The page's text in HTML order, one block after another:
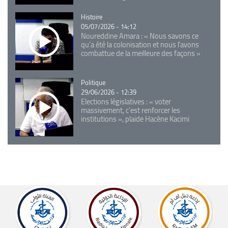
Catégorie
Histoire
05/07/2026 - 14:12
Noureddine Amara : « Nous savons ce
qu’a été la colonisation et nous l’avons
combattue de la meilleure des façons »
Catégorie
Politique
29/06/2026 - 12:39
Elections législatives : « voter
massivement, c'est renforcer les
institutions », plaide Hacène Kacimi